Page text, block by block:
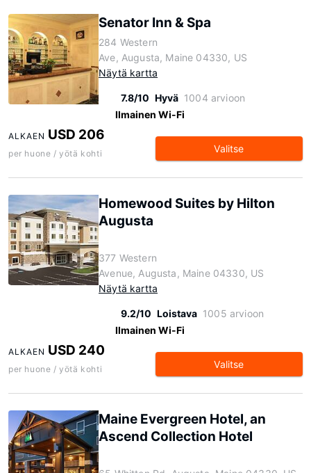
Senator Inn & Spa
284 Western
Ave, Augusta, Maine 04330, US
Näytä kartta
7.8/10 Hyvä 1004 arvioon
Ilmainen Wi-Fi
ALKAEN USD 206
per huone / yötä kohti Valitse
Homewood Suites by Hilton
Augusta
377 Western
Avenue, Augusta, Maine 04330, US
Näytä kartta
9.2/10 Loistava 1005 arvioon
Ilmainen Wi-Fi
ALKAEN USD 240
per huone / yötä kohti Valitse
Maine Evergreen Hotel, an
Ascend Collection Hotel